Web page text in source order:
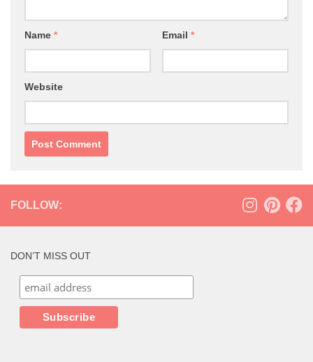
Name * Email *
Website
FOLLOW:
DON’T MISS OUT